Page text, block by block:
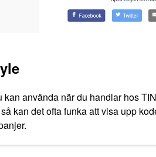
använda när du handlar hos
kan det ofta funka att visa upp